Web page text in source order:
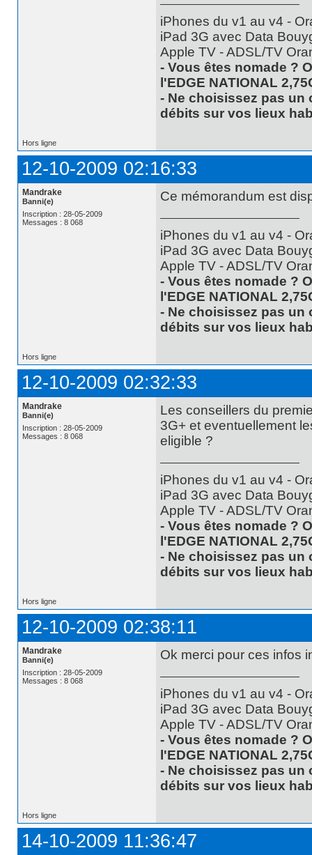
iPhones du v1 au v4 -
iPad 3G avec Data
Apple TV - ADSL/TV
- Vous êtes nomade ?
l'EDGE NATIONAL
- Ne choisissez pas un
débits sur vos lieux
Hors ligne
12-10-2009 02:16:33
Mandrake
Banni(e)
Inscription : 28-05-2009
Messages : 8 068
Ce mémorandum est
iPhones du v1 au v4 -
iPad 3G avec Data
Apple TV - ADSL/TV
- Vous êtes nomade ?
l'EDGE NATIONAL
- Ne choisissez pas un
débits sur vos lieux
Hors ligne
12-10-2009 02:32:33
Mandrake
Banni(e)
Inscription : 28-05-2009
Messages : 8 068
Les conseillers du
3G+ et eventuellement
eligible ?
iPhones du v1 au v4 -
iPad 3G avec Data
Apple TV - ADSL/TV
- Vous êtes nomade ?
l'EDGE NATIONAL
- Ne choisissez pas un
débits sur vos lieux
Hors ligne
12-10-2009 02:38:11
Mandrake
Banni(e)
Inscription : 28-05-2009
Messages : 8 068
Ok merci pour ces infos
iPhones du v1 au v4 -
iPad 3G avec Data
Apple TV - ADSL/TV
- Vous êtes nomade ?
l'EDGE NATIONAL
- Ne choisissez pas un
débits sur vos lieux
Hors ligne
14-10-2009 11:36:47